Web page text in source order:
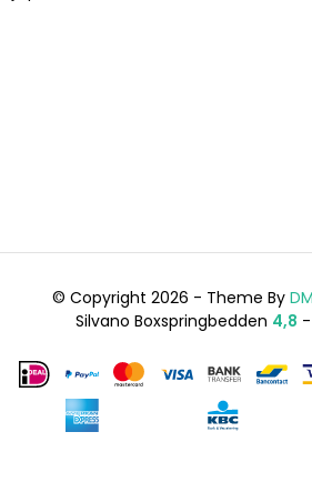
© Copyright 2026 - Theme By
Silvano Boxspringbedden 4,8